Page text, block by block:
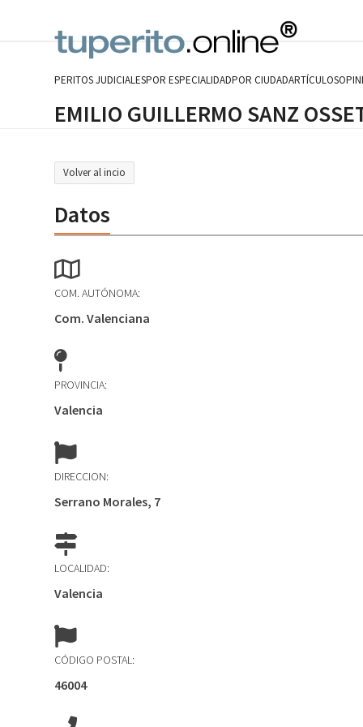
PERITOS JUDICIALESPOR ESPECIALIDADPOR CIUDADARTÍCULOS
EMILIO GUILLERMO SANZ
Volver al incio
Datos
COM. AUTÓNOMA:
Com. Valenciana
PROVINCIA:
Valencia
DIRECCION:
Serrano Morales, 7
LOCALIDAD:
Valencia
CÓDIGO POSTAL:
46004